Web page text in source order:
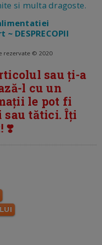
si multa dragoste.
DESPRECOPII
rezervate © 2020
sau ți-a
l cu un
le pot fi
sau tătici. Îți
❣️